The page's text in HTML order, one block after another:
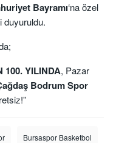
Bayramı‘na özel
duyuruldu.
100. YILINDA, Pazar
Bodrum Spor
Bursaspor Basketbol